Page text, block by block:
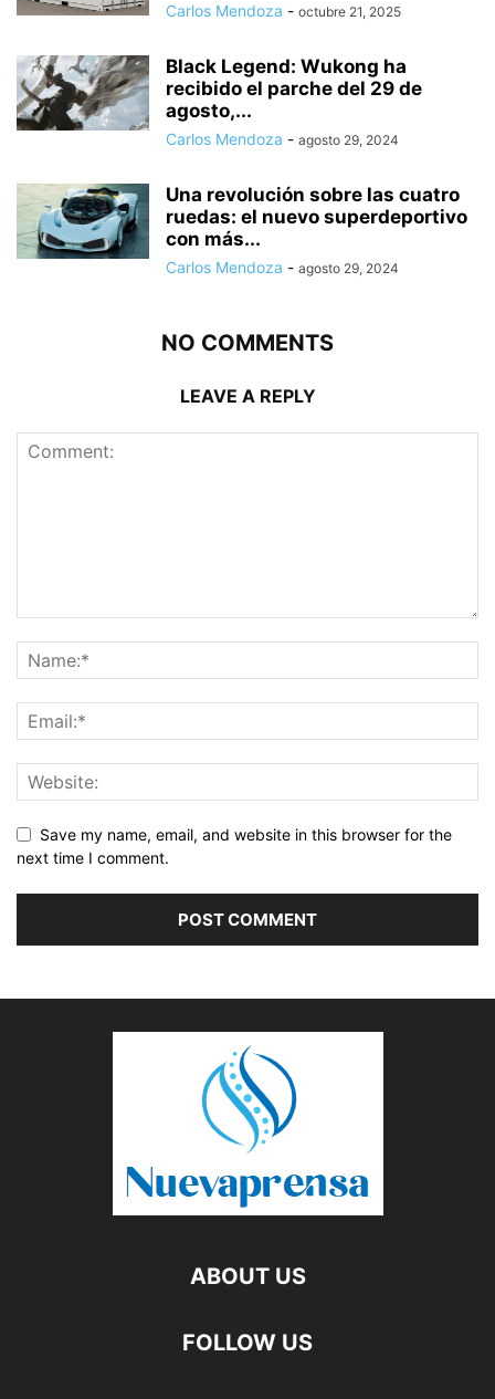
Carlos Mendoza - octubre 21, 2025
Black Legend: Wukong ha
recibido el parche del 29 de
agosto,...
Carlos Mendoza - agosto 29, 2024
Una revolución sobre las cuatro
ruedas: el nuevo superdeportivo
con más...
Carlos Mendoza - agosto 29, 2024
NO COMMENTS
LEAVE A REPLY
Save my name, email, and website in this browser for the
next time I comment.
ABOUT US
FOLLOW US